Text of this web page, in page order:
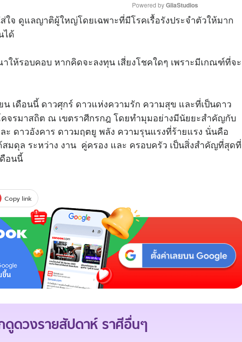
t
Powered by GliaStudios
ใจ ดูแลญาติผู้ใหญ่โดยเฉพาะที่มีโรคเรื้อรังประจำตัวให้มาก
ได้
ให้รอบคอบ หากคิดจะลงทุน เสี่ยงโชคใดๆ เพราะมีเกณฑ์ที่จะ
เดือนนี้ ดาวศุกร์ ดาวแห่งความรัก ความสุข และที่เป็นดาว
จรมาสถิต ณ เขตราศีกรกฎ โดยทำมุมอย่างมีนัยยะสำคัญกับ
ะ ดาวอังคาร ดาวมฤตยู พลัง ความรุนแรงที่ร้ายแรง นั่นคือ
มดุล ระหว่าง งาน คู่ครอง และ ครอบครัว เป็นสิ่งสำคัญที่สุดที่
อนนี้
Copy link
ดูดวงรายสัปดาห์ราศีอื่นๆ